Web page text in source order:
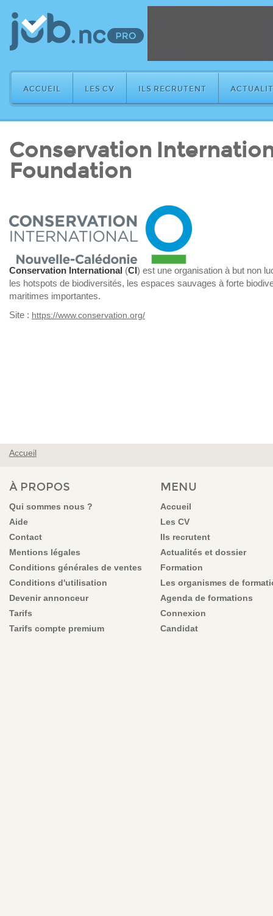
ACCUEIL LES CV ILS RECRUTENT
Conservation
Foundation
Conservation International (CI) est une organisation à but non
les hotspots de biodiversités, les espaces sauvages à forte
maritimes importantes.
Site : https://www.conservation.org/
VOUS ÊTES ICI
Accueil
À PROPOS
Qui sommes nous ?
Aide
Contact
Mentions légales
Conditions générales de ventes
Conditions d'utilisation
Devenir annonceur
Tarifs
Tarifs compte premium
MENU
Accueil
Les CV
Ils recrutent
Actualités et dossier
Formation
Les organismes de
Agenda de formations
Connexion
Candidat